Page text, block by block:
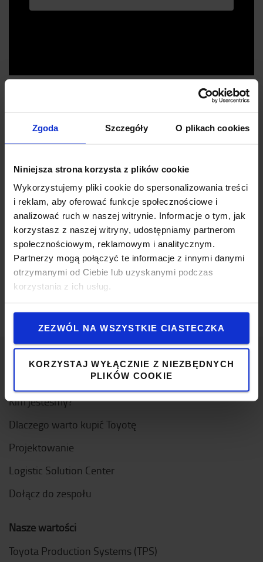
Zgoda Szczegóły O plikach cookies
Niniejsza strona korzysta z plików cookie
Wykorzystujemy pliki cookie do spersonalizowania treści
i reklam, aby oferować funkcje społecznościowe i
analizować ruch w naszej witrynie. Informacje o tym, jak
korzystasz z naszej witryny, udostępniamy partnerom
społecznościowym, reklamowym i analitycznym.
Partnerzy mogą połączyć te informacje z innymi danymi
otrzymanymi od Ciebie lub uzyskanymi podczas
korzystania z ich usług.
ZEZWÓL NA WSZYSTKIE CIASTECZKA
KORZYSTAJ WYŁĄCZNIE Z NIEZBĘDNYCH
PLIKÓW COOKIE
Inwentaryzacja towaru
Najszybszy transporter palet dostępny obecnie
na rynku
Skaner bezpieczeństwa
Kim jesteśmy?
Dlaczego warto kupić Toyotę
Projektowanie
Logistic Solution Center
Dołącz do zespołu
Nasze wartości
Toyota Production Systems (TPS)